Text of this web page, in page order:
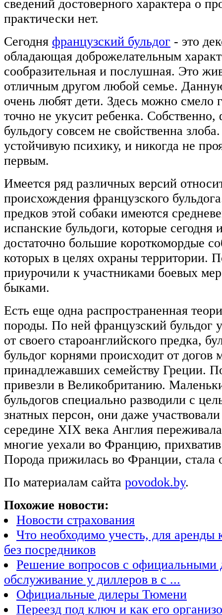
сведений достоверного характера о
практически нет.
Сегодня французский бульдог - это
обладающая доброжелательным
сообразительная и послушная. Это
отличным другом любой семье.
очень любят дети. Здесь можно смело
точно не укусит ребенка. Собственно,
бульдогу совсем не свойственна
устойчивую психику, и никогда не
первым.
Имеется ряд различных версий
происхождения французского
предков этой собаки имеются
испанские бульдоги, которые сегодня
достаточно большие короткомордые
которых в целях охраны территории.
приурочили к участниками боевых
быками.
Есть еще одна распространенная
породы. По ней французский бульдог
от своего староанглийского предка,
бульдог корнями происходит от догов
принадлежавших семейству Греции.
привезли в Великобританию.
бульдогов специально разводили с
знатных персон, они даже
середине XIX века Англия
многие уехали во Францию, прихватив
Порода прижилась во Франции, стала
По материалам сайта povodok.by.
Похожие новости:
Новости страхования
Что необходимо учесть, для аренды
без посредников
Решение вопросов с официальными
обслуживание у диллеров в с ...
Официальные дилеры Тюмени
Переезд под ключ и как его